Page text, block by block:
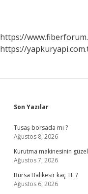
https://
https://
Sidebar
Son Yazılar
Tusaş borsada mı ?
Ağustos 8, 2026
Kurutma makinesinin
Ağustos 7, 2026
Bursa Balıkesir kaç TL ?
Ağustos 6, 2026